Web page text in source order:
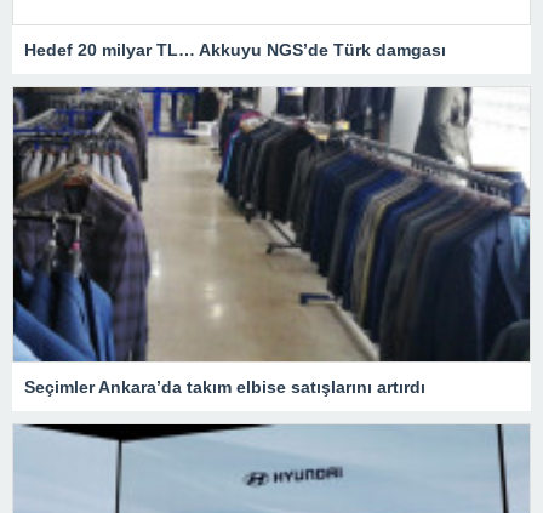
Hedef 20 milyar TL… Akkuyu NGS’de Türk damgası
Seçimler Ankara’da takım elbise satışlarını artırdı